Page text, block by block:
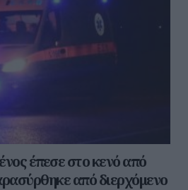
έπεσε στο κενό από
από διερχόμενο